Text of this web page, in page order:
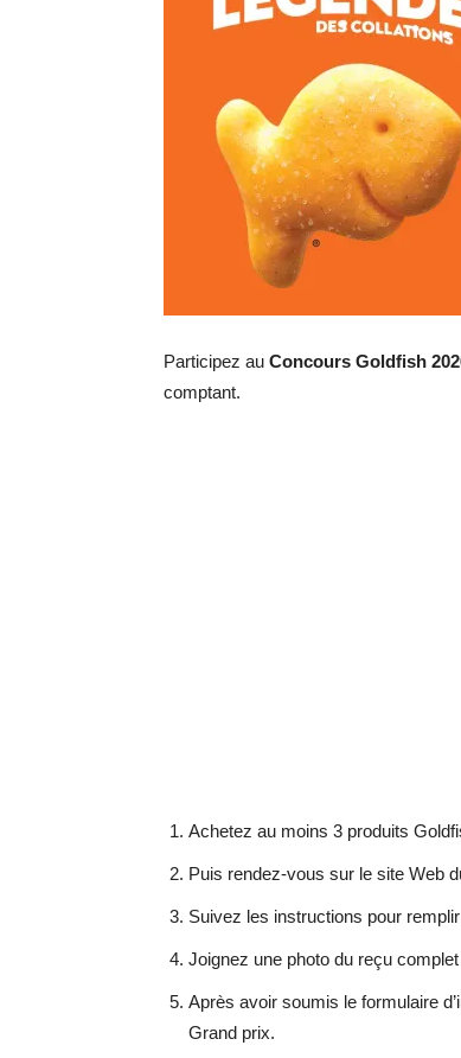
Participez au Concours Goldfish
comptant.
Achetez au moins 3 produits
Puis rendez-vous sur le site Web
Suivez les instructions pour
Joignez une photo du reçu
Après avoir soumis le formulaire
Grand prix.